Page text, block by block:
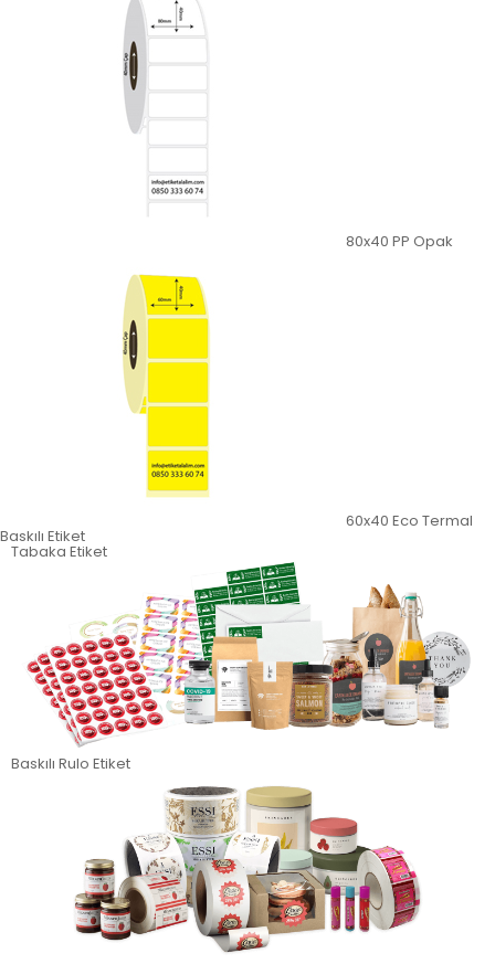
80x40 PP Opak
60x40 Eco Termal
Baskılı Etiket
Tabaka Etiket
Baskılı Rulo Etiket